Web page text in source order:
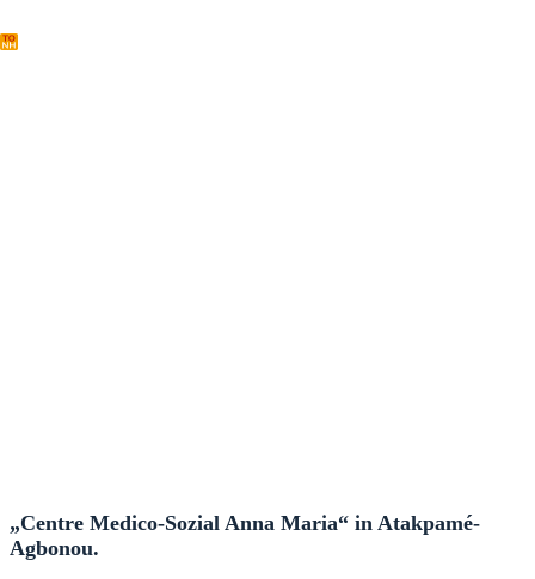
Inhalt
springen
„Centre Medico-Sozial Anna Maria“ in Atakpamé-
Agbonou.